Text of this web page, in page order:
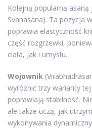
Kolejną popularną asaną
Svanasana). Ta pozycja
poprawia elastyczność
część rozgrzewki,
ciała, jak i umysłu.
Wojownik
wyróżnić trzy warianty
poprawiają stabilność.
ale także uczą, jak
wykonywania